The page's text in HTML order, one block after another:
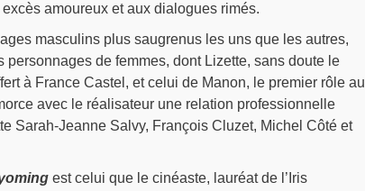
amoureux et aux dialogues rimés.
masculins plus saugrenus les uns que les autres,
personnages de femmes, dont Lizette, sans doute le
à France Castel, et celui de Manon, le premier rôle au
avec le réalisateur une relation professionnelle
Sarah-Jeanne Salvy, François Cluzet, Michel Côté et
est celui que le cinéaste, lauréat de l’Iris